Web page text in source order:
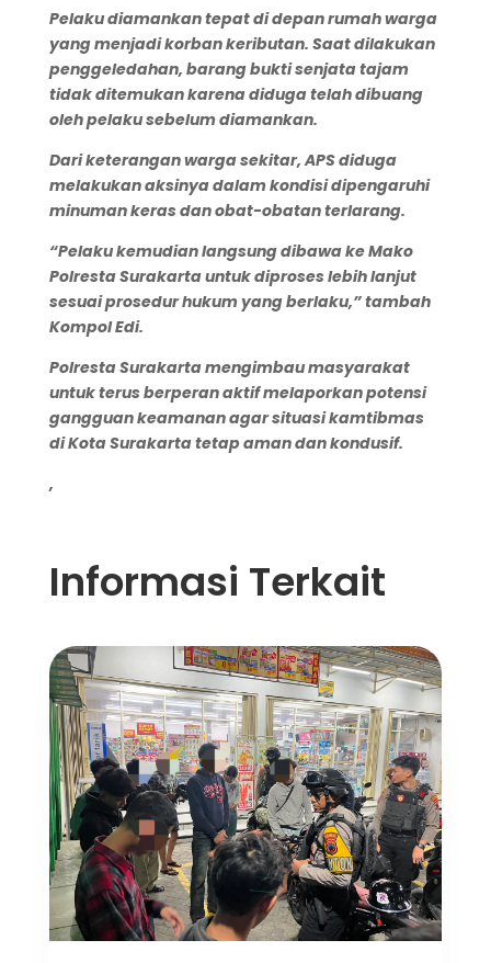
Pelaku diamankan tepat di depan rumah warga
yang menjadi korban keributan. Saat dilakukan
penggeledahan, barang bukti senjata tajam
tidak ditemukan karena diduga telah dibuang
oleh pelaku sebelum diamankan.
Dari keterangan warga sekitar, APS diduga
melakukan aksinya dalam kondisi dipengaruhi
minuman keras dan obat-obatan terlarang.
“Pelaku kemudian langsung dibawa ke Mako
Polresta Surakarta untuk diproses lebih lanjut
sesuai prosedur hukum yang berlaku,” tambah
Kompol Edi.
Polresta Surakarta mengimbau masyarakat
untuk terus berperan aktif melaporkan potensi
gangguan keamanan agar situasi kamtibmas
di Kota Surakarta tetap aman dan kondusif.
,
Informasi Terkait